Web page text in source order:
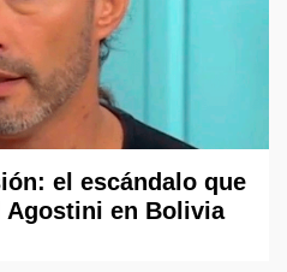
el escándalo que
Agostini en Bolivia